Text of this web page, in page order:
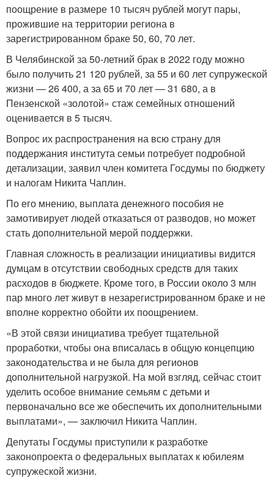
поощрение в размере 10 тысяч рублей могут пары,
прожившие на территории региона в
зарегистрированном браке 50, 60, 70 лет.
В Челябинской за 50-летний брак в 2022 году можно
было получить 21 120 рублей, за 55 и 60 лет супружеской
жизни — 26 400, а за 65 и 70 лет — 31 680, а в
Пензенской «золотой» стаж семейных отношений
оценивается в 5 тысяч.
Вопрос их распространения на всю страну для
поддержания института семьи потребует подробной
детализации, заявил член комитета Госдумы по бюджету
и налогам Никита Чаплин.
По его мнению, выплата денежного пособия не
замотивирует людей отказаться от разводов, но может
стать дополнительной мерой поддержки.
Главная сложность в реализации инициативы видится
думцам в отсутствии свободных средств для таких
расходов в бюджете. Кроме того, в России около 3 млн
пар много лет живут в незарегистрированном браке и не
вполне корректно обойти их поощрением.
«В этой связи инициатива требует тщательной
проработки, чтобы она вписалась в общую концепцию
законодательства и не была для регионов
дополнительной нагрузкой. На мой взгляд, сейчас стоит
уделить особое внимание семьям с детьми и
первоначально все же обеспечить их дополнительными
выплатами», — заключил Никита Чаплин.
Депутаты Госдумы приступили к разработке
законопроекта о федеральных выплатах к юбилеям
супружеской жизни.